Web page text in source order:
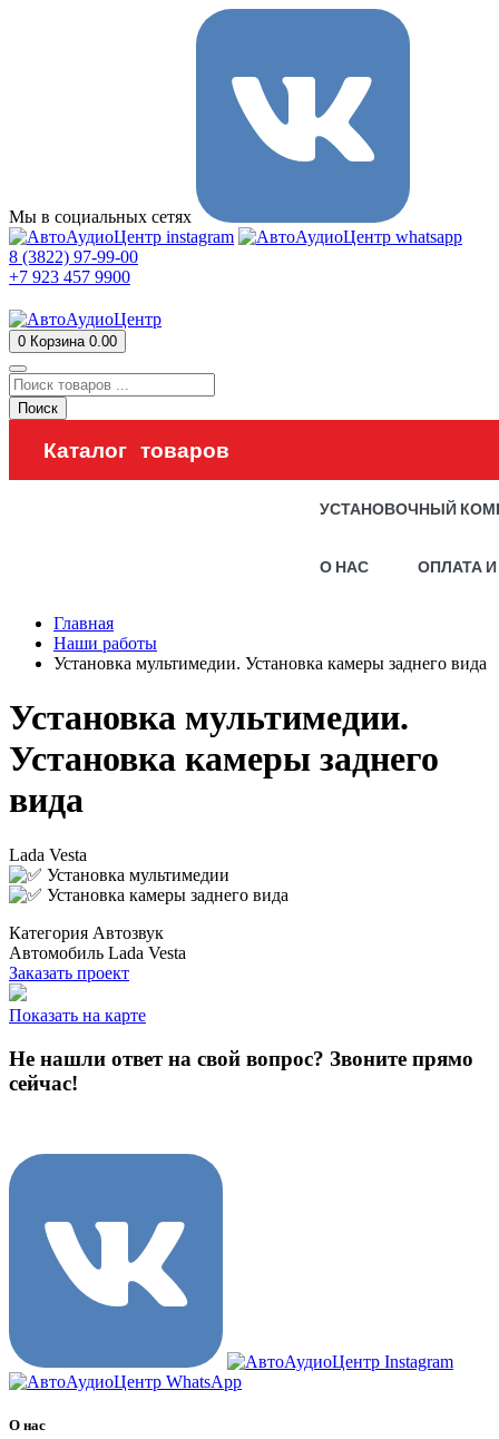
Мы в социальных сетях
8 (3822) 97-99-00
+7 923 457 9900
0 Корзина 0.00
Поиск
Каталог товаров
УСТАНОВОЧНЫЙ
О НАС ОПЛАТА
Главная
Наши работы
Установка мультимедии. Установка камеры заднего вида
Установка мультимедии.
Установка камеры заднего
вида
Lada Vesta
Установка мультимедии
Установка камеры заднего вида
Категория Автозвук
Автомобиль Lada Vesta
Заказать проект
Показать на карте
Не нашли ответ на свой вопрос? Звоните прямо
сейчас!
О нас